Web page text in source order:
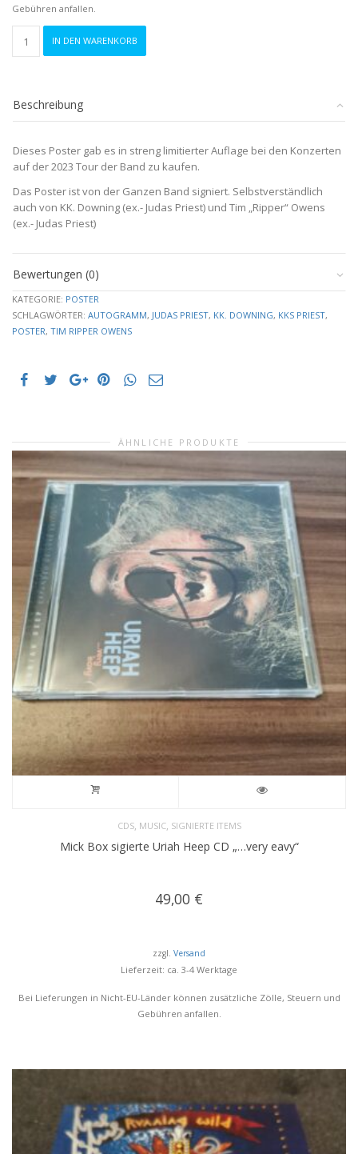
Gebühren anfallen.
Priest
Menge
IN DEN WARENKORB
Beschreibung
Dieses Poster gab es in streng limitierter Auflage bei den Konzerten
auf der 2023 Tour der Band zu kaufen.
Das Poster ist von der Ganzen Band signiert. Selbstverständlich
auch von KK. Downing (ex.- Judas Priest) und Tim „Ripper“ Owens
(ex.- Judas Priest)
Bewertungen (0)
KATEGORIE: POSTER
SCHLAGWÖRTER: AUTOGRAMM, JUDAS PRIEST, KK. DOWNING, KKS PRIEST,
POSTER, TIM RIPPER OWENS
ÄHNLICHE PRODUKTE
CDS, MUSIC, SIGNIERTE ITEMS
Mick Box sigierte Uriah Heep CD „…very eavy“
49,00 €
zzgl. Versand
Lieferzeit: ca. 3-4 Werktage
Bei Lieferungen in Nicht-EU-Länder können zusätzliche Zölle, Steuern und
Gebühren anfallen.